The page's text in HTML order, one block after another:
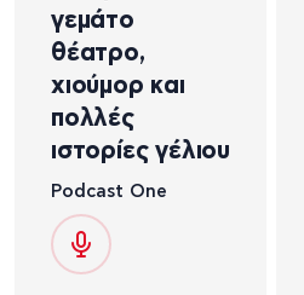
γεμάτο
θέατρο,
χιούμορ και
πολλές
ιστορίες γέλιου
Podcast One